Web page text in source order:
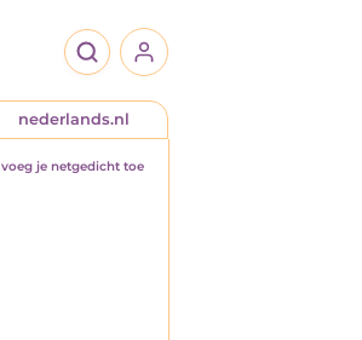
nederlands.nl
voeg je netgedicht toe